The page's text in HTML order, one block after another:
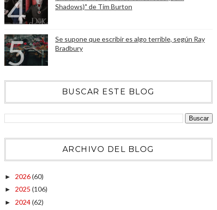
Shadows)" de Tim Burton
Se supone que escribir es algo terrible, según Ray
Bradbury
BUSCAR ESTE BLOG
ARCHIVO DEL BLOG
► 2026(60)
► 2025 (106)
► 2024(62)